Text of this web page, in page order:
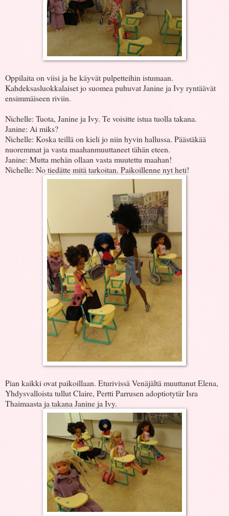
Oppilaita on viisi ja he käyvät pulpetteihin istumaan.
Kahdeksasluokkalaiset jo suomea puhuvat Janine ja Ivy ryntäävät
ensimmäiseen riviin.
Nichelle: Tuota, Janine ja Ivy. Te voisitte istua tuolla takana.
Janine: Ai miks?
Nichelle: Koska teillä on kieli jo niin hyvin hallussa. Päästäkää
nuoremmat ja vasta maahanmuuttaneet tähän eteen.
Janine: Mutta mehän ollaan vasta muutettu maahan!
Nichelle: No tiedätte mitä tarkoitan. Paikoillenne nyt heti!
Pian kaikki ovat paikoillaan. Eturivissä Venäjältä muuttanut Elena,
Yhdysvalloista tullut Claire, Pertti Parrusen adoptiotytär Isra
Thaimaasta ja takana Janine ja Ivy.